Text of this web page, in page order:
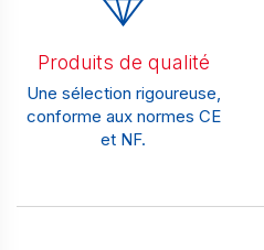
Produits de qualité
Une sélection rigoureuse,
conforme aux normes CE
et NF.